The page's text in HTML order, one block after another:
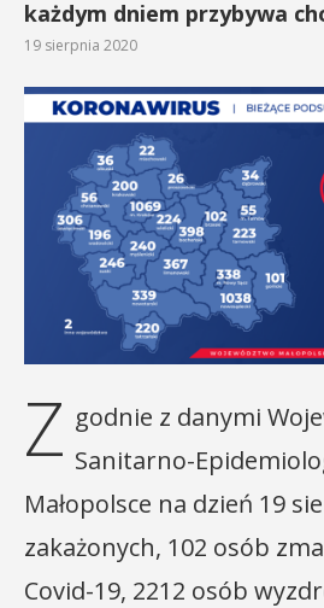
każdym dniem przybywa
19 sierpnia 2020
Z godnie z danymi
Sanitarno-
Małopolsce na dzień 19
zakażonych, 102 osób
Covid-19, 2212 osób